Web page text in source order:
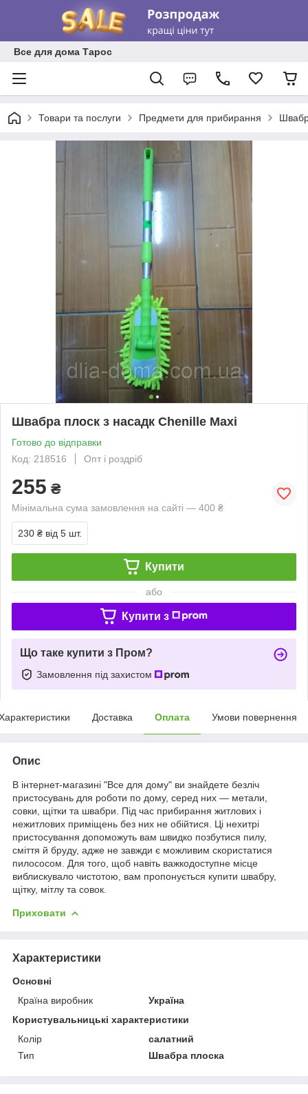
Все для дома Тарос
Товари та послуги Предмети для прибирання
Швабра плоск з насадк Chenille Maxi
Готово до відправки
Код: 218516
Опт і роздріб
255 ₴
Мінімальна сума замовлення на сайті — 400 ₴
230 ₴ від 5 шт.
Купити
або
Купити з
Що таке купити з Пром?
Замовлення під захистом
Доставка Оплата Умови повернення
Опис
В інтернет-магазині "Все для дому" ви знайдете безліч
пристосувань для роботи по дому, серед них — метали,
совки, щітки та швабри. Під час прибирання житлових і
нежитлових приміщень без них не обійтися. Ці нехитрі
пристосування допоможуть вам швидко позбутися пилу,
сміття й бруду, адже не завжди є можливим скористатися
пилососом. Для того, щоб навіть важкодоступне місце
виблискувало чистотою, вам пропонується купити швабру,
щітку, мітлу та совок.
Приховати
Характеристики
Основні
Країна виробник
Україна
Користувальницькі характеристики
Колір
салатний
Тип
Швабра плоска